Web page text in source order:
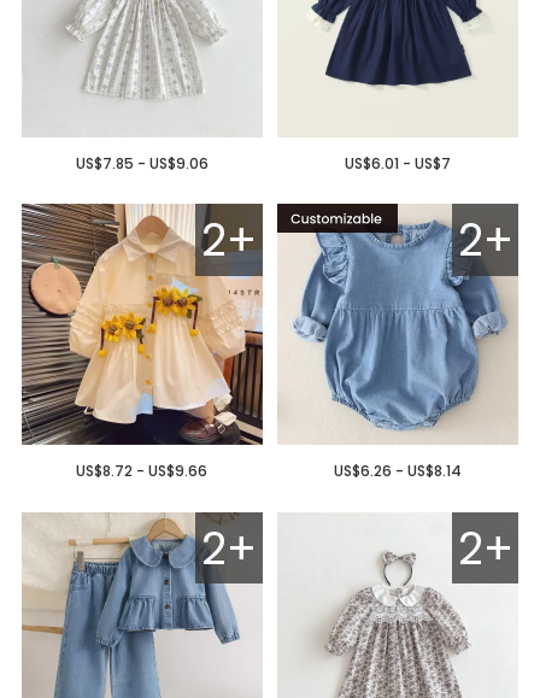
US$7.85 - US$9.06 US$6.01 - US$7
2+
US$8.72 - US$9.66
2+
US$6.26 - US$8.14
2+ 2+